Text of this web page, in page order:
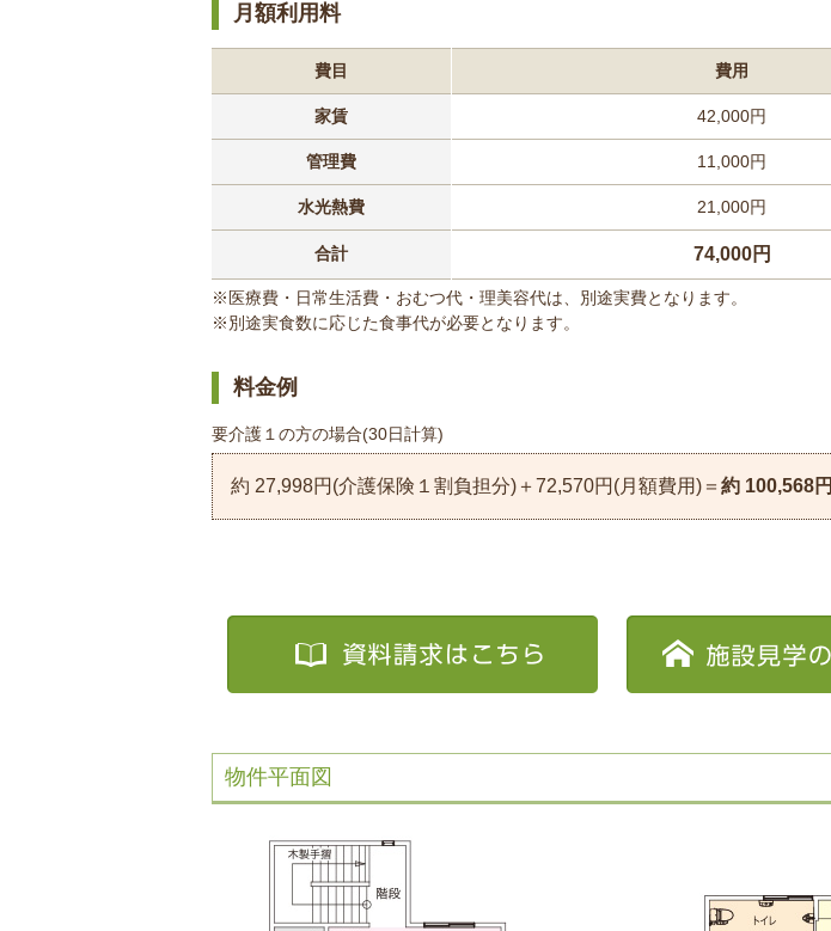
月額利用料
費目 費用
家賃 42,000円
管理費 11,000円
水光熱費 21,000円
合計 74,000円
※医療費・日常生活費・おむつ代・理美容代は、別途実費となります。
※別途実食数に応じた食事代が必要となります。
料金例
要介護１の方の場合(30日計算)
約 27,998円(介護保険１割負担分)＋72,570円(月額費用)＝ 約 100,568円
物件平面図